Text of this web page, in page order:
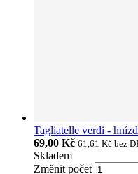
Tagliatelle verdi -
69,00 Kč 61,61 Kč bez
Skladem
Změnit počet